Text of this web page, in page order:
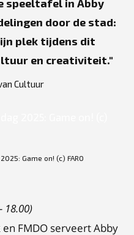
speeltafel in Abby
door de stad:
plek tijdens dit
en creativiteit.
Cultuur
Game on! (c) FARO
18.00)
FMDO serveert Abby